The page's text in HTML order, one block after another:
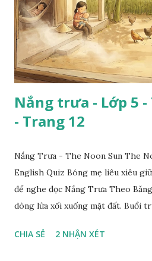
Nắng trưa - Lớp 5 -
- Trang 12
Nắng Trưa - The Noon Sun The
English Quiz Bóng mẹ liêu xiêu
để nghe đọc Nắng Trưa Theo
dòng lửa xối xuống mặt đất. Buổi
CHIA SẺ 2 NHẬN XÉT